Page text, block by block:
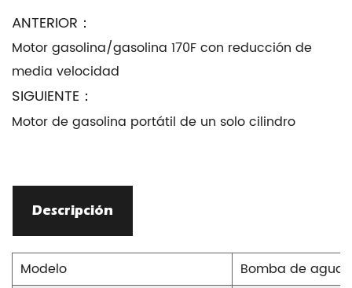
ANTERIOR：
Motor gasolina/gasolina 170F con reducción de
media velocidad
SIGUIENTE：
Motor de gasolina portátil de un solo cilindro
Descripción
Modelo
Bomba de agua